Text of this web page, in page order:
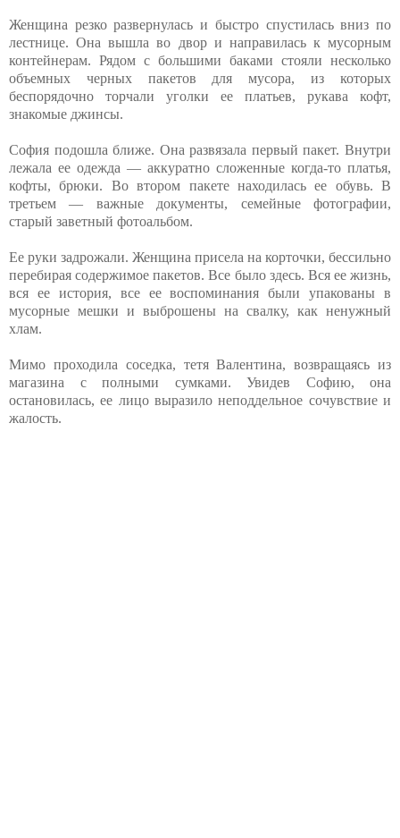
Женщина резко развернулась и быстро спустилась вниз по
лестнице. Она вышла во двор и направилась к мусорным
контейнерам. Рядом с большими баками стояли несколько
объемных черных пакетов для мусора, из которых
беспорядочно торчали уголки ее платьев, рукава кофт,
знакомые джинсы.
София подошла ближе. Она развязала первый пакет. Внутри
лежала ее одежда — аккуратно сложенные когда-то платья,
кофты, брюки. Во втором пакете находилась ее обувь. В
третьем — важные документы, семейные фотографии,
старый заветный фотоальбом.
Ее руки задрожали. Женщина присела на корточки, бессильно
перебирая содержимое пакетов. Все было здесь. Вся ее жизнь,
вся ее история, все ее воспоминания были упакованы в
мусорные мешки и выброшены на свалку, как ненужный
хлам.
Мимо проходила соседка, тетя Валентина, возвращаясь из
магазина с полными сумками. Увидев Софию, она
остановилась, ее лицо выразило неподдельное сочувствие и
жалость.